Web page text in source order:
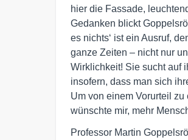
hier die Fassade,
Gedanken blickt
es nichts‘ ist ein Ausruf,
ganze Zeiten – nicht nur
Wirklichkeit! Sie sucht auf
insofern, dass man sich
Um von einem Vorurteil
wünschte mir, mehr
Professor Martin